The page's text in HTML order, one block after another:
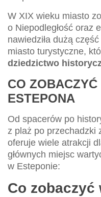
W XIX wieku miasto
o Niepodległość oraz
nawiedziła dużą
miasto turystyczne,
dziedzictwo
CO
ESTEPONA
Od spacerów po
z plaż po przechadzki
oferuje wiele atrakcji
głównych miejsc
w Esteponie:
Co zobaczyć